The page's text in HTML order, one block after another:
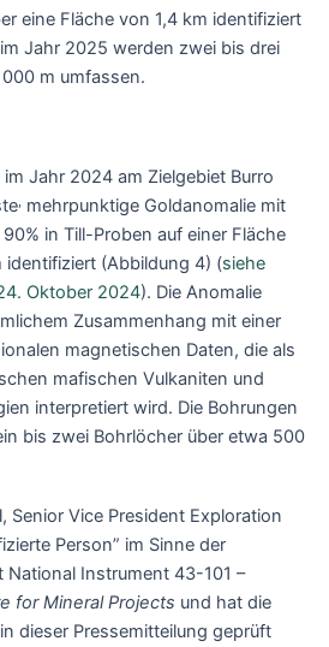
eine Fläche von 1,4 km identifiziert
Jahr 2025 werden zwei bis drei
m umfassen.
Jahr 2024 am Zielgebiet Burro
mehrpunktige Goldanomalie mit
in Till-Proben auf einer Fläche
(Abbildung 4) (siehe
Oktober 2024). Die Anomalie
Zusammenhang mit einer
magnetischen Daten, die als
mafischen Vulkaniten und
interpretiert wird. Die Bohrungen
bis zwei Bohrlöcher über etwa 500
Senior Vice President Exploration
Person” im Sinne der
Instrument 43-101 –
for Mineral Projects und hat die
dieser Pressemitteilung geprüft